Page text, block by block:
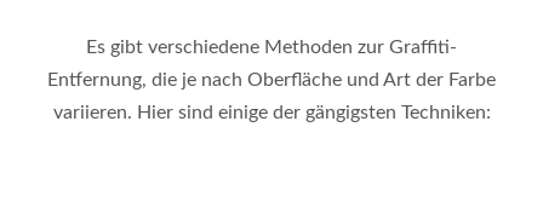
Es gibt verschiedene Methoden zur Graffiti-
Entfernung, die je nach Oberfläche und Art der Farbe
variieren. Hier sind einige der gängigsten Techniken: